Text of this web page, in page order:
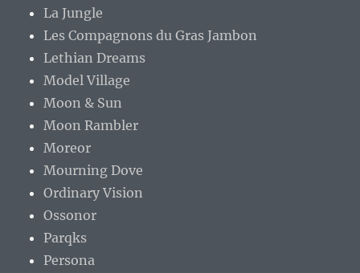
La Jungle
Les Compagnons du Gras Jambon
Lethian Dreams
Model Village
Moon & Sun
Moon Rambler
Moreor
Mourning Dove
Ordinary Vision
Ossonor
Parqks
Persona